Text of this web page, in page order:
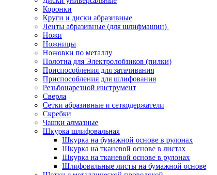
Коронки
Круги и диски абразивные
Ленты абразивные (для шлифмашин)
Ножи
Ножницы
Ножовки по металлу
Полотна для Электролобзиков (пилки)
Приспособления для затачивания
Приспособления для шлифования
Резьбонарезной инструмент
Сверла
Сетки абразивные и сеткодержатели
Скребки
Чашки алмазные
Шкурка шлифовальная
Шкурка на бумажной основе в рулонах
Шкурка на тканевой основе в листах
Шкурка на тканевой основе в рулонах
Шлифовальные листы на бумажной основе